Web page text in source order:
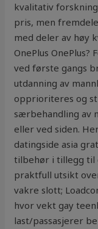
kvalitativ
pris, men
med deler av høy
OnePlus
ved første gangs
utdanning av
opprioriteres og
særbehandling av
eller ved siden.
datingside asia
tilbehør i tillegg til
praktfull utsikt
vakre slott;
hvor vekt gay
last/passasjerer